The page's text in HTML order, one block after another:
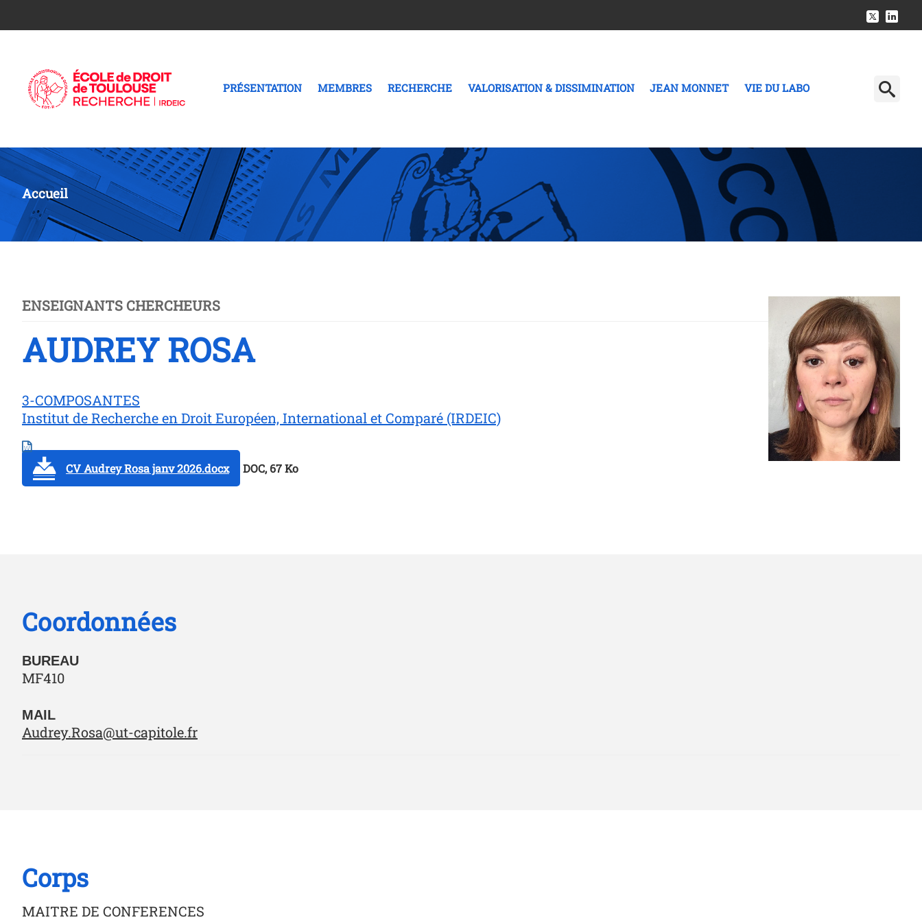
PRÉSENTATION MEMBRES RECHERCHE VALORISATION & DISSIMINATION JEAN MONNET VIE DU LABO
Accueil
ENSEIGNANTS CHERCHEURS
AUDREY ROSA
3-COMPOSANTES
Institut de Recherche en Droit Européen, International et Comparé (IRDEIC)
CV Audrey Rosa janv 2026.docx DOC, 67 Ko
Coordonnées
BUREAU
MF410
MAIL
Audrey.Rosa@ut-capitole.fr
Corps
MAITRE DE CONFERENCES